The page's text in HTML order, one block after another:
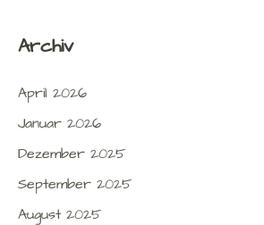
Archiv
April 2026
Januar 2026
Dezember 2025
September 2025
August 2025